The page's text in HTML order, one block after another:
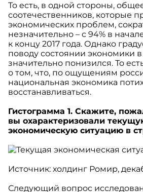
То есть, в одной стороны,
соотечественников, которые
экономических проблем,
незначительно – с 94% в
к концу 2017 года. Однако
поводу состоянии экономики в
значительно понизился. То
о том, что, по ощущениям
национальная экономика
восстанавливаться.
Гистограмма 1. Скажите,
вы охарактеризовали
экономическую ситуацию в
Источник: холдинг Ромир,
Следующий вопрос